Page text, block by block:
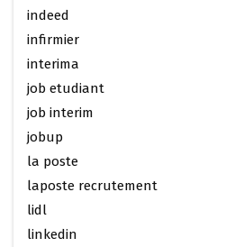
indeed
infirmier
interima
job etudiant
job interim
jobup
la poste
laposte recrutement
lidl
linkedin